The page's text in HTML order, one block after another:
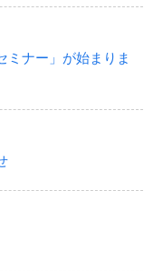
ミナー」が始まりま